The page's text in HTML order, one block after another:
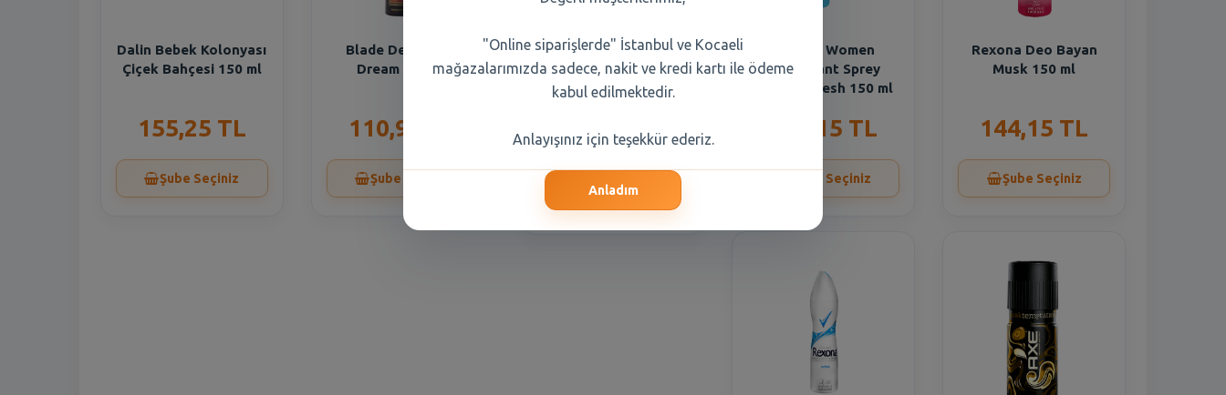
Dalin Bebek Kolonyası
Çiçek Bahçesi 150 ml
155,25 TL
Şube Seçiniz
Blade Deo Green
Dream 150 Ml
110,90 TL
Şube Seçiniz
Veet Tüy Dökücü
Sprey Krem Hassas
Ciltlere Özel 150 ml
596,00 TL
Şube Seçiniz
Rexona Women
Deodorant Sprey
Shower Fresh 150 ml
144,15 TL
Şube Seçiniz
Rexona Deo Bayan
Musk 150 ml
144,15 TL
Şube Seçiniz
"Online siparişlerde" İstanbul ve Kocaeli
mağazalarımızda sadece, nakit ve kredi kartı ile ödeme
kabul edilmektedir.
Anlayışınız için teşekkür ederiz.
Anladım